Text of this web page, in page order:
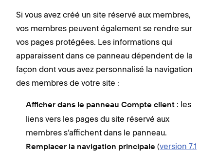
Si vous avez créé un site réservé aux membres,
vos membres peuvent également se rendre sur
vos pages protégées. Les informations qui
apparaissent dans ce panneau dépendent de la
façon dont vous avez personnalisé la navigation
des membres de votre site :
Afficher dans le panneau Compte client : les
liens vers les pages du site réservé aux
membres s’affichent dans le panneau.
Remplacer la navigation principale (version 7.1